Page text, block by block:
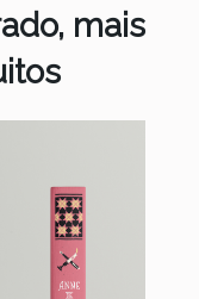
mais